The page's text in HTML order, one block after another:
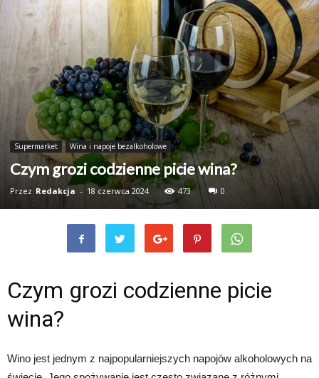
Supermarket Wina i napoje bezalkoholowe
Czym grozi codzienne picie wina?
Przez Redakcja - 18 czerwca 2024 473 0
Czym grozi codzienne picie
wina?
Wino jest jednym z najpopularniejszych napojów alkoholowych na